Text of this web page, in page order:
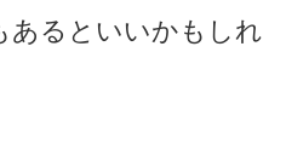
あるといいかもしれ